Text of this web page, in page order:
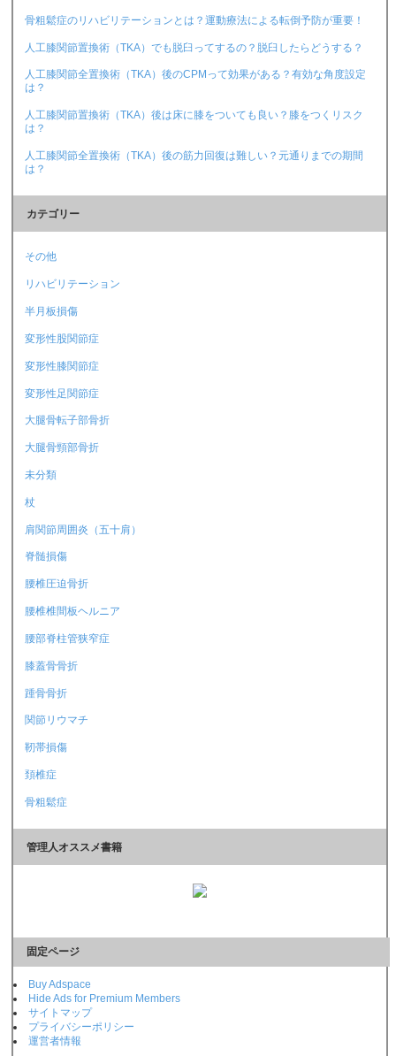
骨粗鬆症のリハビリテーションとは？運動療法による転倒予防が重要！
人工膝関節置換術（TKA）でも脱臼ってするの？脱臼したらどうする？
人工膝関節全置換術（TKA）後のCPMって効果がある？有効な角度設定
は？
人工膝関節置換術（TKA）後は床に膝をついても良い？膝をつくリスク
は？
人工膝関節全置換術（TKA）後の筋力回復は難しい？元通りまでの期間
は？
カテゴリー
その他
リハビリテーション
半月板損傷
変形性股関節症
変形性膝関節症
変形性足関節症
大腿骨転子部骨折
大腿骨頸部骨折
未分類
杖
肩関節周囲炎（五十肩）
脊髄損傷
腰椎圧迫骨折
腰椎椎間板ヘルニア
腰部脊柱管狭窄症
膝蓋骨骨折
踵骨骨折
関節リウマチ
靭帯損傷
頚椎症
骨粗鬆症
管理人オススメ書籍
固定ページ
Buy Adspace
Hide Ads for Premium Members
サイトマップ
プライバシーポリシー
運営者情報